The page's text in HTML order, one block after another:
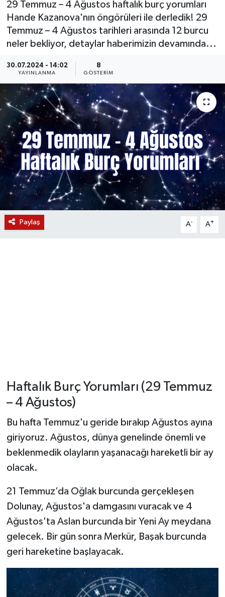
29 Temmuz – 4 Ağustos haftalık burç yorumları
Hande Kazanova'nın öngörüleri ile derledik! 29
Temmuz – 4 Ağustos tarihleri arasında 12 burcu
neler bekliyor, detaylar haberimizin devamında...
30.07.2024 - 14:02
YAYINLANMA
8
GÖSTERIM
Paylaş A- A+
Haftalık Burç Yorumları (29 Temmuz
– 4 Ağustos)
Bu hafta Temmuz'u geride bırakıp Ağustos ayına
giriyoruz. Ağustos, dünya genelinde önemli ve
beklenmedik olayların yaşanacağı hareketli bir ay
olacak.
21 Temmuz’da Oğlak burcunda gerçekleşen
Dolunay, Ağustos'a damgasını vuracak ve 4
Ağustos'ta Aslan burcunda bir Yeni Ay meydana
gelecek. Bir gün sonra Merkür, Başak burcunda
geri hareketine başlayacak.
KÜLTÜR SANAT
YAŞAM
LIFE
SARIGÖL
SARUHANLI
SELENDİ
KIRKAĞAÇ
DEMİRCİ
GÖLMARMARA
GÖRDES
KÖPRÜBAŞI
SOMA
KÖPRÜBAŞI
KULA
SALİHLİ
SARIGÖL
SARUHANLI
ŞEHZADELER
SELENDİ
SOMA
TURGUTLU
EKONOMİ
EĞİTİM
KÜLTÜR SANAT
SPOR
YAŞAM
LIFE
BİLİM VE TEKNOLOJİ
YAZARLAR
MANİSA'NIN YÖRESEL LEZZETLERİ